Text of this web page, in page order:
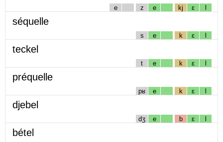
e z e kj ɛ l
séquelle
s e k ɛ l
teckel
t e k ɛ l
préquelle
pʁ e k ɛ l
djebel
dʒ e b ɛ l
bétel